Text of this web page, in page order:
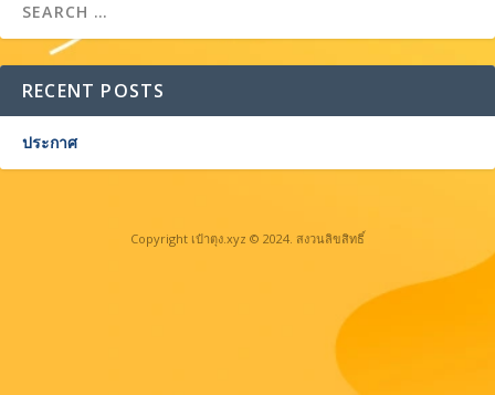
RECENT POSTS
ประกาศ
Copyright เป๋าตุง.xyz © 2024. สงวนลิขสิทธิ์